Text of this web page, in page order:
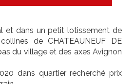
et dans un petit lotissement de
de CHATEAUNEUF DE
du village et des axes Avignon
dans quartier recherché prix